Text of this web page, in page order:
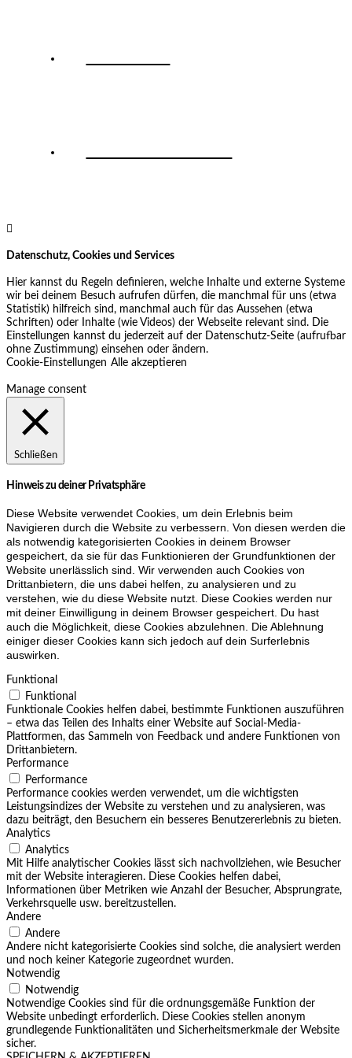
Datenschutz, Cookies und Services
Hier kannst du Regeln definieren, welche Inhalte und externe Systeme
wir bei deinem Besuch aufrufen dürfen, die manchmal für uns (etwa
Statistik) hilfreich sind, manchmal auch für das Aussehen (etwa
Schriften) oder Inhalte (wie Videos) der Webseite relevant sind. Die
Einstellungen kannst du jederzeit auf der Datenschutz-Seite (aufrufbar
ohne Zustimmung) einsehen oder ändern.
Cookie-Einstellungen Alle akzeptieren
Manage consent
Schließen
Hinweis zu deiner Privatsphäre
Diese Website verwendet Cookies, um dein Erlebnis beim
Navigieren durch die Website zu verbessern. Von diesen werden die
als notwendig kategorisierten Cookies in deinem Browser
gespeichert, da sie für das Funktionieren der Grundfunktionen der
Website unerlässlich sind. Wir verwenden auch Cookies von
Drittanbietern, die uns dabei helfen, zu analysieren und zu
verstehen, wie du diese Website nutzt. Diese Cookies werden nur
mit deiner Einwilligung in deinem Browser gespeichert. Du hast
auch die Möglichkeit, diese Cookies abzulehnen. Die Ablehnung
einiger dieser Cookies kann sich jedoch auf dein Surferlebnis
auswirken.
Funktional
Funktional
Funktionale Cookies helfen dabei, bestimmte Funktionen auszuführen
– etwa das Teilen des Inhalts einer Website auf Social-Media-
Plattformen, das Sammeln von Feedback und andere Funktionen von
Drittanbietern.
Performance
Performance
Performance cookies werden verwendet, um die wichtigsten
Leistungsindizes der Website zu verstehen und zu analysieren, was
dazu beiträgt, den Besuchern ein besseres Benutzererlebnis zu bieten.
Analytics
Analytics
Mit Hilfe analytischer Cookies lässt sich nachvollziehen, wie Besucher
mit der Website interagieren. Diese Cookies helfen dabei,
Informationen über Metriken wie Anzahl der Besucher, Absprungrate,
Verkehrsquelle usw. bereitzustellen.
Andere
Andere
Andere nicht kategorisierte Cookies sind solche, die analysiert werden
und noch keiner Kategorie zugeordnet wurden.
Notwendig
Notwendig
Notwendige Cookies sind für die ordnungsgemäße Funktion der
Website unbedingt erforderlich. Diese Cookies stellen anonym
grundlegende Funktionalitäten und Sicherheitsmerkmale der Website
sicher.